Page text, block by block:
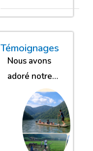
grands
trésors
d’Asie
Témoignages
Nous avons
adoré notre
« Nous
« Nous sommes